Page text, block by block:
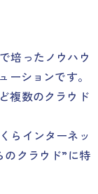
培ったノウハウ
ーションです。
複数のクラウド
らインターネッ
のクラウド”に特